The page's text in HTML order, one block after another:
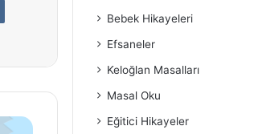
Bebek Hikayeleri
Efsaneler
Keloğlan Masalları
Masal Oku
Eğitici Hikayeler